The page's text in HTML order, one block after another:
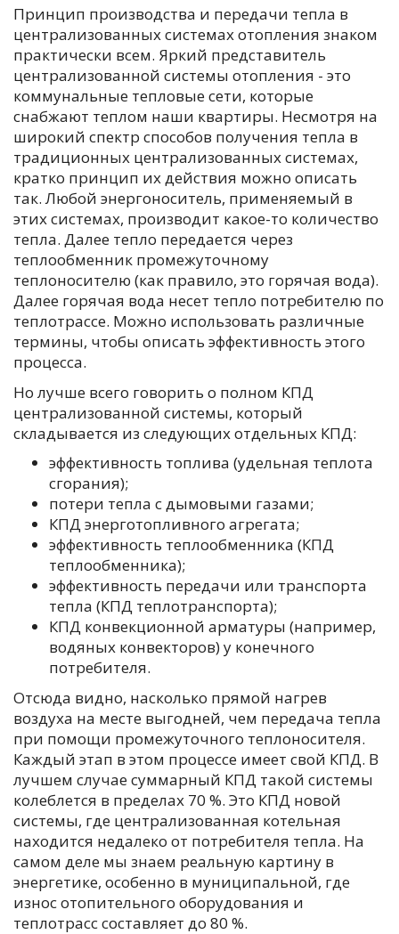
Принцип производства и передачи тепла в
централизованных системах отопления знаком
практически всем. Яркий представитель
централизованной системы отопления - это
коммунальные тепловые сети, которые
снабжают теплом наши квартиры. Несмотря на
широкий спектр способов получения тепла в
традиционных централизованных системах,
кратко принцип их действия можно описать
так. Любой энергоноситель, применяемый в
этих системах, производит какое-то количество
тепла. Далее тепло передается через
теплообменник промежуточному
теплоносителю (как правило, это горячая вода).
Далее горячая вода несет тепло потребителю по
теплотрассе. Можно использовать различные
термины, чтобы описать эффективность этого
процесса.
Но лучше всего говорить о полном КПД
централизованной системы, который
складывается из следующих отдельных КПД:
эффективность топлива (удельная теплота
сгорания);
потери тепла с дымовыми газами;
КПД энерготопливного агрегата;
эффективность теплообменника (КПД
теплообменника);
эффективность передачи или транспорта
тепла (КПД теплотранспорта);
КПД конвекционной арматуры (например,
водяных конвекторов) у конечного
потребителя.
Отсюда видно, насколько прямой нагрев
воздуха на месте выгодней, чем передача тепла
при помощи промежуточного теплоносителя.
Каждый этап в этом процессе имеет свой КПД. В
лучшем случае суммарный КПД такой системы
колеблется в пределах 70 %. Это КПД новой
системы, где централизованная котельная
находится недалеко от потребителя тепла. На
самом деле мы знаем реальную картину в
энергетике, особенно в муниципальной, где
износ отопительного оборудования и
теплотрасс составляет до 80 %.